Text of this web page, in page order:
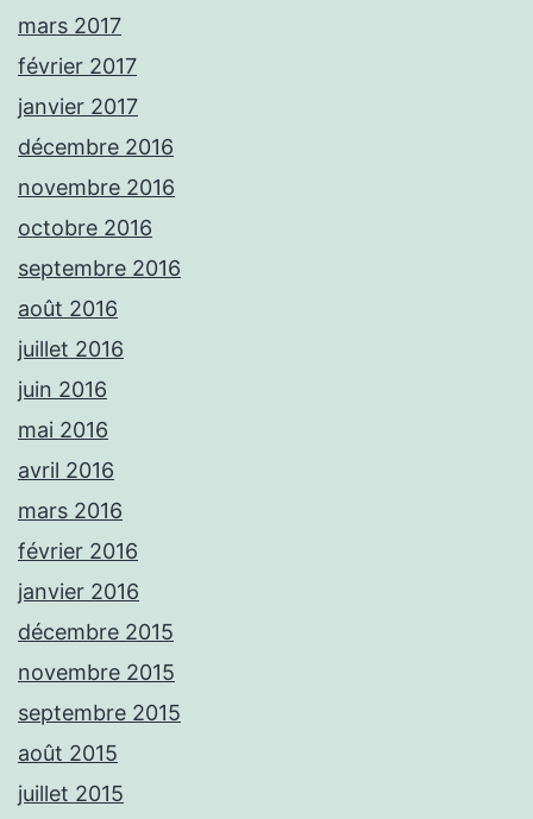
mars 2017
février 2017
janvier 2017
décembre 2016
novembre 2016
octobre 2016
septembre 2016
août 2016
juillet 2016
juin 2016
mai 2016
avril 2016
mars 2016
février 2016
janvier 2016
décembre 2015
novembre 2015
septembre 2015
août 2015
juillet 2015